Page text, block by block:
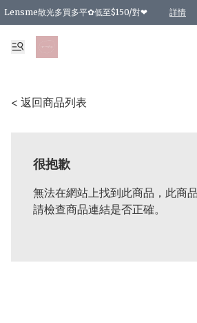
Lensme散光多買多平✿低至$150/對❤ 詳情
台灣Karacon⁩✧日拋 特價清貨❁⃘
日本韓國多款日/月拋現貨☼ 特價❤︎數量有限 售完即止
🇰🇷韓國多款月拋現貨 特價兩對$99✿數量有限 售完
精選商品，任選買2件或以上9 折；買4件或以上85
精選商品，任選買2件HKD 140.00；買4件HKD
精選商品，任選買2件HKD 190.00；買4件HKD
精選商品，任選買2件HKD 110.00；買4件HKD
精選商品，任選買2件HKD 170.00；買4件HKD
精選商品，任選買2件或以上減HKD 148.00
精選商品，任選買2件或以上減HKD 148.00
精選商品，任選買2件或以上95 折；買4件或以上
精選商品，任選買12件或以上87 折
精選商品，任選買2件或以上減HKD 16.00；買4
精選商品，任選買2件或以上95 折；買4件或以上9
購物滿 HKD 800.00即享免運費優惠！（適用於 特
< 返回商品列表
很抱歉
無法在網站上找到此商品，此商
請檢查商品連結是否正確。